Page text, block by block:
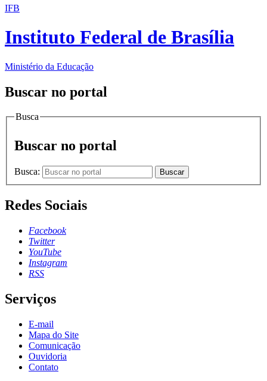
IFB
Instituto Federal de Brasília
Ministério da Educação
Buscar no portal
Busca
Buscar no portal
Busca: Buscar
Redes Sociais
Facebook
Twitter
YouTube
Instagram
RSS
Serviços
E-mail
Mapa do Site
Comunicação
Ouvidoria
Contato